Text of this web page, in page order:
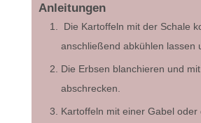
Anleitungen
Die Kartoffeln mit der Schale
anschließend abkühlen lassen
Die Erbsen blanchieren und
abschrecken.
Kartoffeln mit einer Gabel oder